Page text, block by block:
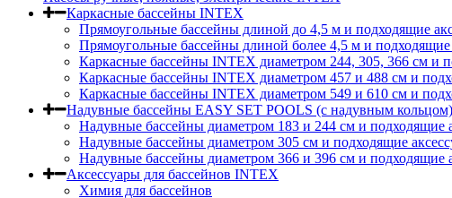
Каркасные бассейны INTEX
Прямоугольные бассейны длиной до 4,5 м и подходящие
Прямоугольные бассейны длиной более 4,5 м и подходящие
Каркасные бассейны INTEX диаметром 244, 305, 366 см и
Каркасные бассейны INTEX диаметром 457 и 488 cм и
Каркасные бассейны INTEX диаметром 549 и 610 см и
Надувные бассейны EASY SET POOLS (с надувным кольцом)
Надувные бассейны диаметром 183 и 244 см и подходящие
Надувные бассейны диаметром 305 см и подходящие
Надувные бассейны диаметром 366 и 396 см и подходящие
Аксессуары для бассейнов INTEX
Химия для бассейнов